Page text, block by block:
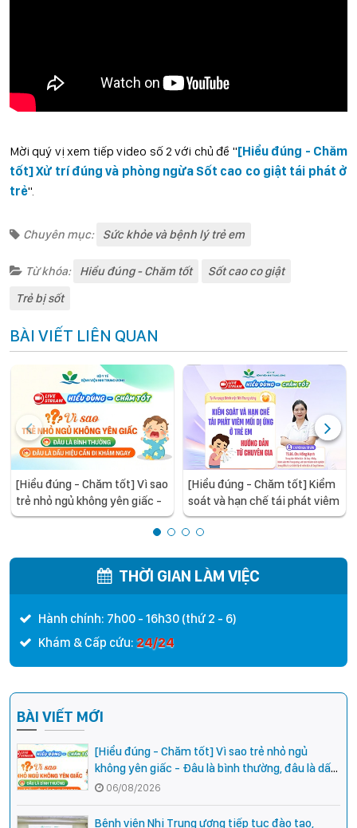
Mời quý vị xem tiếp video số 2 với chủ đề "[Hiểu đúng - Chăm
tốt] Xử trí đúng và phòng ngừa Sốt cao co giật tái phát ở
trẻ".
Chuyên mục: Sức khỏe và bệnh lý trẻ em
Từ khóa: Hiểu đúng - Chăm tốt
Sốt cao co giật
Trẻ bị sốt
BÀI VIẾT LIÊN QUAN
[Hiểu đúng - Chăm tốt] Vì sao
trẻ nhỏ ngủ không yên giấc -
Đâu là bình thường, đâu là
dấu hiệu cần đi khám ngay?
[Hiểu đúng - Chăm tốt] Kiểm
soát và hạn chế tái phát viêm
mũi dị ứng ở trẻ em
THỜI GIAN LÀM VIỆC
Hành chính: 7h00 - 16h30 (thứ 2 - 6)
Khám & Cấp cứu: 24/24
BÀI VIẾT MỚI
[Hiểu đúng - Chăm tốt] Vì sao trẻ nhỏ ngủ
không yên giấc - Đâu là bình thường, đâu là dấu
hiệu cần đi khám ngay?
06/08/2026
Bệnh viện Nhi Trung ương tiếp tục đào tạo,